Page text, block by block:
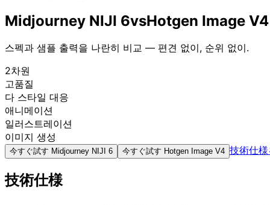
Midjourney NIJI 6vsHotgen Image V4
스펙과 샘플 출력을 나란히 비교 — 편견 없이, 순위 없이.
2차원
고품질
다 스타일 대응
애니메이션
일러스트레이션
이미지 생성
今すぐ試す Midjourney NIJI 6 今すぐ試す Hotgen Image V4 技術仕
技術仕様